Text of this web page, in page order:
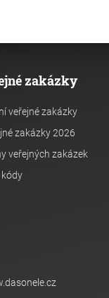
zakázky
veřejné zakázky
zakázky 2026
veřejných zakázek
kódy